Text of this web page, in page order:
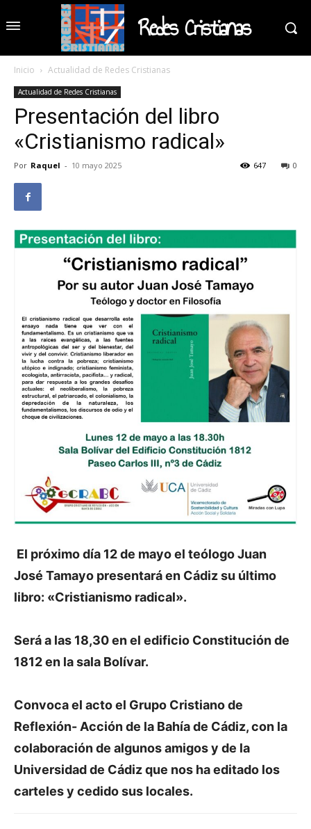
Redes Cristianas
Inicio Actualidad de Redes Cristianas
Actualidad de Redes Cristianas
Presentación del libro
«Cristianismo radical»
Por Raquel - 10 mayo 2025 0
647
El próximo día 12 de mayo el teólogo Juan
José Tamayo presentará en Cádiz su último
libro: «Cristianismo radical».
Será a las 18,30 en el edificio Constitución de
1812 en la sala Bolívar.
Convoca el acto el Grupo Cristiano de
Reflexión- Acción de la Bahía de Cádiz, con la
colaboración de algunos amigos y de la
Universidad de Cádiz que nos ha editado los
carteles y cedido sus locales.